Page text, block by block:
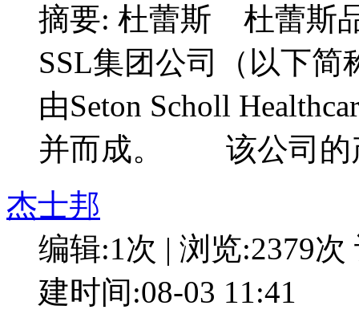
摘要: 杜蕾斯 杜蕾斯
SSL集团公司（以下简
由Seton Scholl
并而成。 该公司的
杰士邦
编辑:1次 | 浏览:2379次
建时间:08-03 11:41